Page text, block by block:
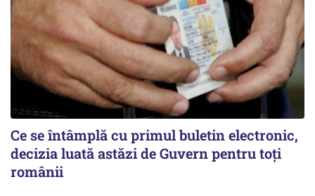
Ce se întâmplă cu primul buletin electronic,
decizia luată astăzi de Guvern pentru toți
românii